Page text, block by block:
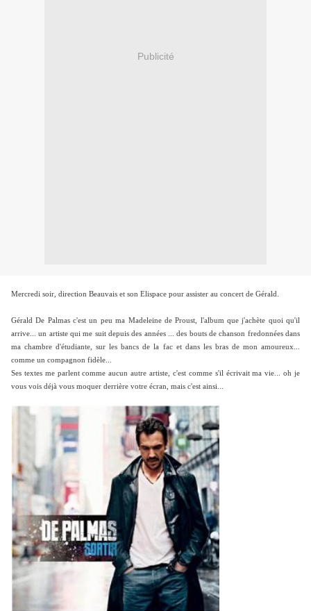
Publicité
Mercredi soir, direction Beauvais et son Elispace pour assister au concert de Gérald.
Gérald De Palmas c'est un peu ma Madeleine de Proust, l'album que j'achète quoi qu'il
arrive... un artiste qui me suit depuis des années ... des bouts de chanson fredonnées dans
ma chambre d'étudiante, sur les bancs de la fac et dans les bras de mon amoureux...
comme un compagnon fidèle...
Ses textes me parlent comme aucun autre artiste, c'est comme s'il écrivait ma vie... oh je
vous vois déjà vous moquer derrière votre écran, mais c'est ainsi...